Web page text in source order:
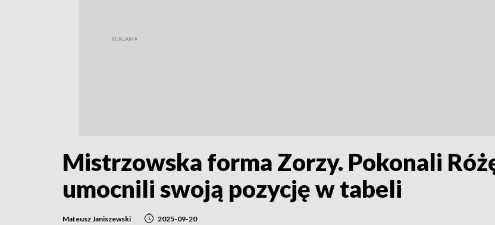
Mistrzowska forma Zorzy. Pokonali
umocnili swoją pozycję w tabeli
Mateusz Janiszewski 2025-09-20